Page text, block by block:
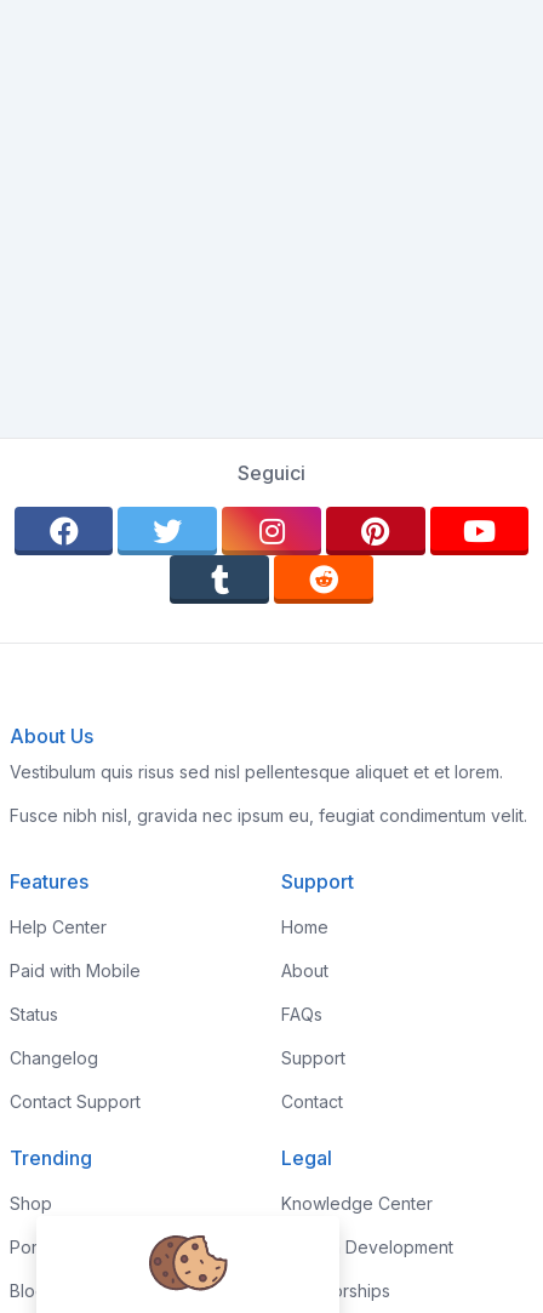
Seguici
About Us
Vestibulum quis risus sed nisl pellentesque aliquet et et lorem.
Fusce nibh nisl, gravida nec ipsum eu, feugiat condimentum velit.
Features
Help Center
Paid with Mobile
Status
Changelog
Contact Support
Support
Home
About
FAQs
Support
Contact
Trending
Shop
Portfolio
Blog
Legal
Knowledge Center
Custom Development
Sponsorships